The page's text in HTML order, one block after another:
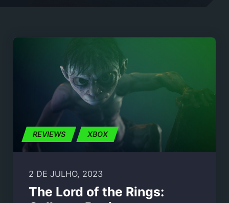
REVIEWS XBOX
2 DE JULHO, 2023
The Lord of the Rings: